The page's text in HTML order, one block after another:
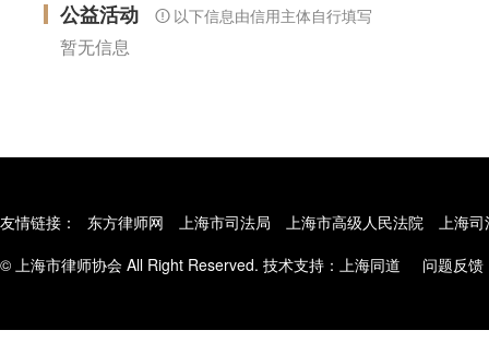
公益活动 以下信息由信用主体自行填写
暂无信息
友情链接： 东方律师网 上海市司法局 上海市高级人民法院
上海
© 上海市律师协会 All Right Reserved. 技术支持： 上海同道 问题反馈